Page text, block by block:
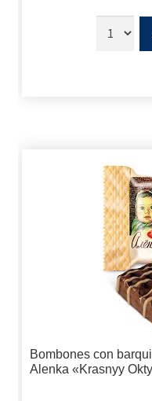
Bombones con
Alenka «Krasnyy